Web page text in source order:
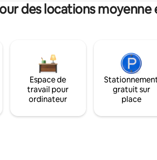
des locations
Espace de
travail pour
ordinateur
gratuit sur
place